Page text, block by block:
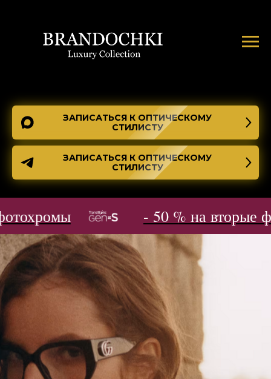
ЗАПИСАТЬСЯ К ОПТИЧЕСКОМУ
СТИЛИСТУ
ЗАПИСАТЬСЯ К ОПТИЧЕСКОМУ
СТИЛИСТУ
- 50 % на вторые